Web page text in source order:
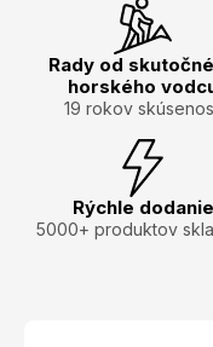
Rady od
horského
19 rokov
Rýchle dodanie
5000+ produktov